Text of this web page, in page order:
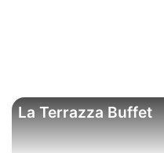
La Terrazza Buffet